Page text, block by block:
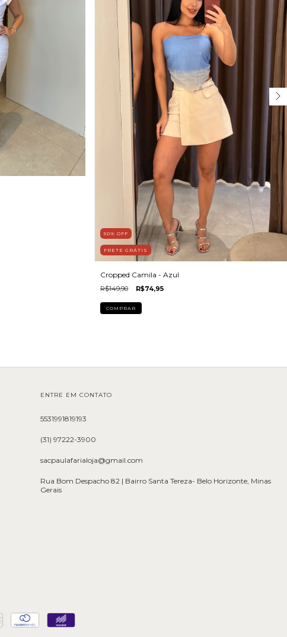
50%OFF
FRETE GRÁTIS
Cropped Camila - Azul
R$149,90 R$74,95
COMPRAR
ENTRE EM CONTATO
5531991819193
(31) 97222-3900
sacpaulafarialoja@gmail.com
Rua Bom Despacho 82 | Bairro Santa Tereza- Belo Horizonte, Minas
Gerais